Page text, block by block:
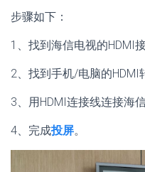
步骤如下：
1、找到海信电视的HDMI接
2、找到手机/电脑的HDMI
3、用HDMI连接线连接海
4、完成投屏。